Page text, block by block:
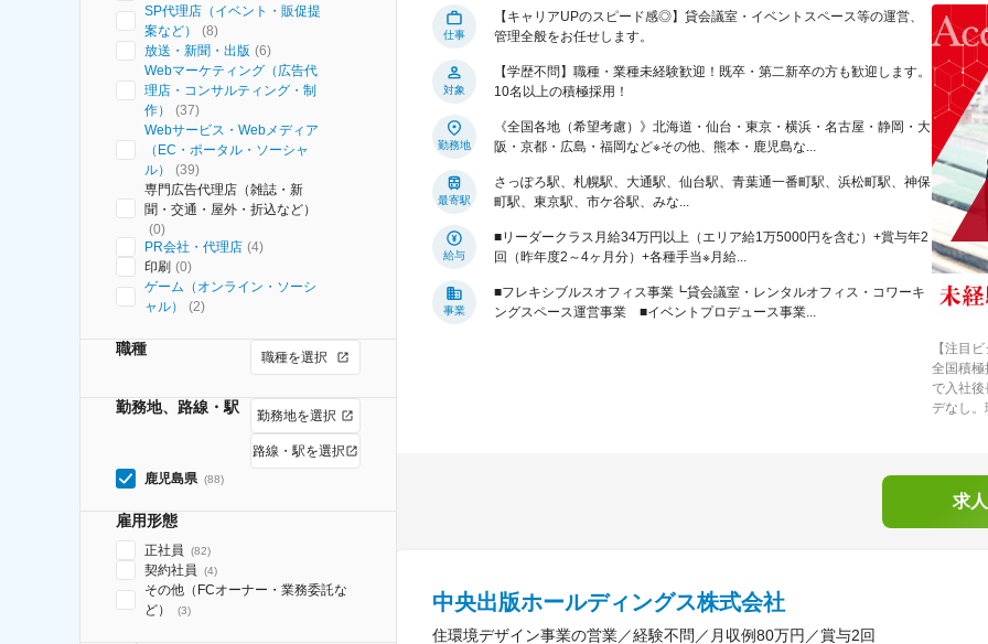
SP代理店（イベント・販促提
案など）
(8)
放送・新聞・出版 (6)
Webマーケティング（広告代
理店・コンサルティング・制
作）
(37)
Webサービス・Webメディア
（EC・ポータル・ソーシャ
ル）
(39)
専門広告代理店（雑誌・新
聞・交通・屋外・折込など）
(0)
PR会社・代理店 (4)
印刷 (0)
ゲーム（オンライン・ソーシ
ャル）
(2)
職種 職種を選択
勤務地、路線・駅 勤務地を選択
路線・駅を選択
鹿児島県 (88)
雇用形態
正社員 (82)
契約社員 (4)
その他（FCオーナー・業務委託な
ど）
(3)
仕事
【キャリアUPのスピード感◎】貸会議室・イベントスペース等の運営、
管理全般をお任せします。
対象
【学歴不問】職種・業種未経験歓迎！既卒・第二新卒の方も歓迎します。
10名以上の積極採用！
勤務地
《全国各地（希望考慮）》北海道・仙台・東京・横浜・名古屋・静岡・大
阪・京都・広島・福岡など※その他、熊本・鹿児島な...
最寄駅
さっぽろ駅、札幌駅、大通駅、仙台駅、青葉通一番町駅、浜松町駅、神保
町駅、東京駅、市ケ谷駅、みな...
給与
■リーダークラス月給34万円以上（エリア給1万5000円を含む）+賞与年2
回（昨年度2～4ヶ月分）+各種手当※月給...
事業
■フレキシブルスオフィス事業┗貸会議室・レンタルオフィス・コワーキ
ングスペース運営事業 ■イベントプロデュース事業...
【注目
全国積極
で入社
デなし。
求
中央出版ホールディングス株式会社
住環境デザイン事業の営業／経験不問／月収例80万円／賞与2回